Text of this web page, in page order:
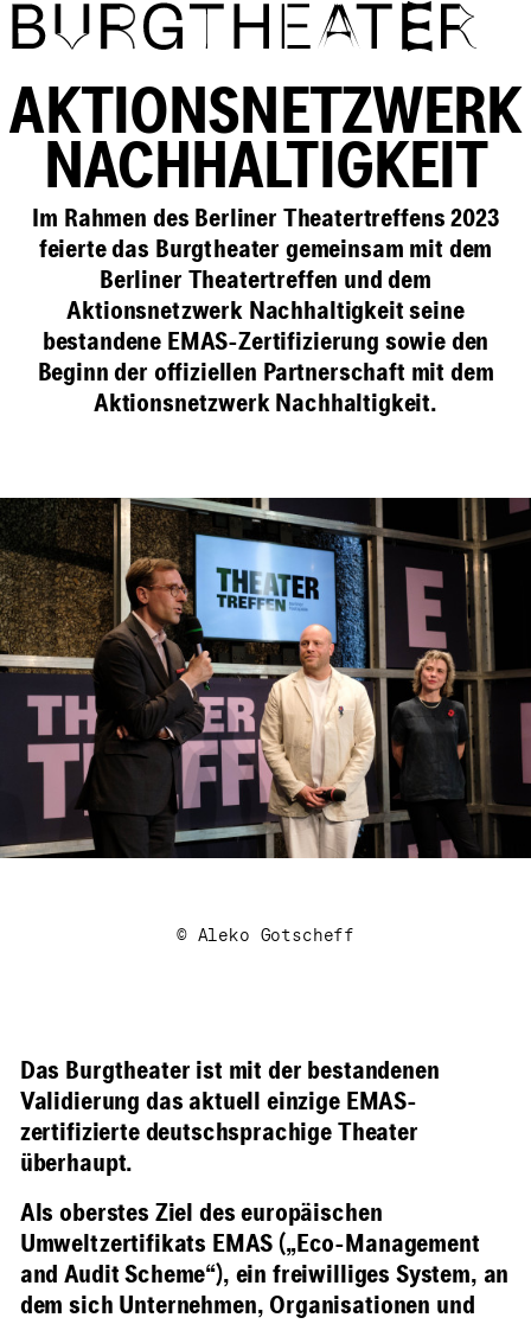
Direkt zum Inhalt
AKTIONSNETZWERK
NACHHALTIGKEIT
Im Rahmen des Berliner Theatertreffens 2023
feierte das Burgtheater gemeinsam mit dem
Berliner Theatertreffen und dem
Aktionsnetzwerk Nachhaltigkeit seine
bestandene EMAS-Zertifizierung sowie den
Beginn der offiziellen Partnerschaft mit dem
Aktionsnetzwerk Nachhaltigkeit.
© Aleko Gotscheff
Das Burgtheater ist mit der bestandenen
Validierung das aktuell einzige EMAS-
zertifizierte deutschsprachige Theater
überhaupt.
Als oberstes Ziel des europäischen
Umweltzertifikats EMAS („Eco-Management
and Audit Scheme“), ein freiwilliges System, an
dem sich Unternehmen, Organisationen und